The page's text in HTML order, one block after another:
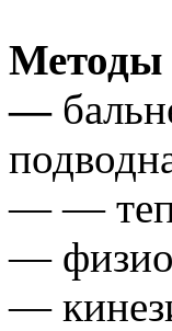
Методы
—
— —
—
—